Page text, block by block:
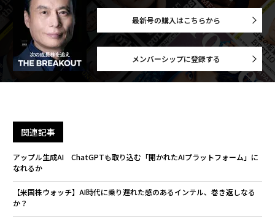
最新号の購入はこちらから
メンバーシップに登録する
関連記事
アップル生成AI ChatGPTも取り込む「開かれたAIプラットフォーム」に
なれるか
【米国株ウォッチ】AI時代に乗り遅れた感のあるインテル、巻き返しなる
か？